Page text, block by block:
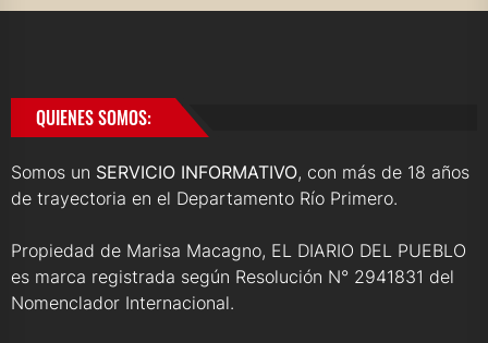
QUIENES SOMOS:
Somos un SERVICIO INFORMATIVO, con más de 18 años
de trayectoria en el Departamento Río Primero.
Propiedad de Marisa Macagno, EL DIARIO DEL PUEBLO
es marca registrada según Resolución N° 2941831 del
Nomenclador Internacional.